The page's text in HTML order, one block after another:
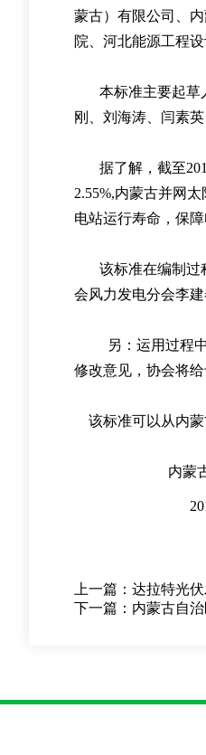
蒙古） 有限公司
院
河北能源工程
本标准主要起草
刚
刘海涛 闫素英
据了解 ， 截至
2.55%,内蒙古并网 太
电站运行寿命 ， 保
该标准在编制过
会风力发电分会李
另 ：运用过程
修改意见 ， 协会将
该标准可以从内
内蒙
上一篇： 达拉特光
下一篇： 内蒙古自